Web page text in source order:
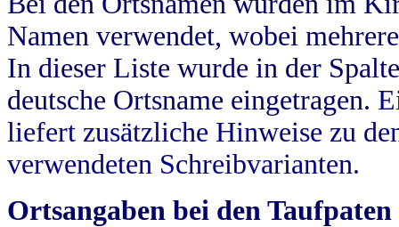
Namen verwendet, wobei
In dieser Liste wurde in der
deutsche Ortsname eingetragen.
liefert zusätzliche Hinweise zu
verwendeten Schreibvarianten.
Ortsangaben bei den Taufpaten